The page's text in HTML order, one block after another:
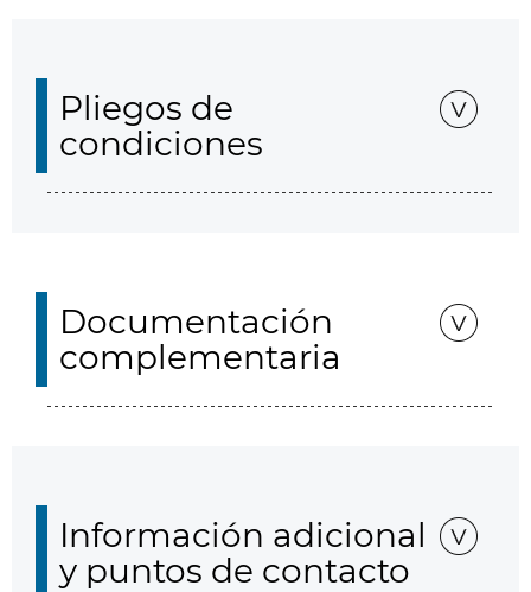
Pliegos de
condiciones
Documentación
complementaria
Información adicional
y puntos de contacto